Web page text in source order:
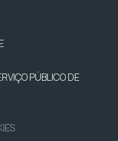
PÚBLICO DE